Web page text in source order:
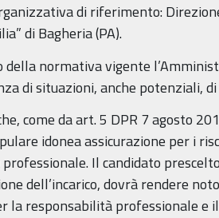
di riferimento:
di Bagheria (PA).
normativa vigente
di situazioni, anche potenziali,
come da art. 5 DPR 7 agosto
idonea assicurazione per i
Il candidato
dell’incarico, dovrà rendere
la responsabilità professionale e